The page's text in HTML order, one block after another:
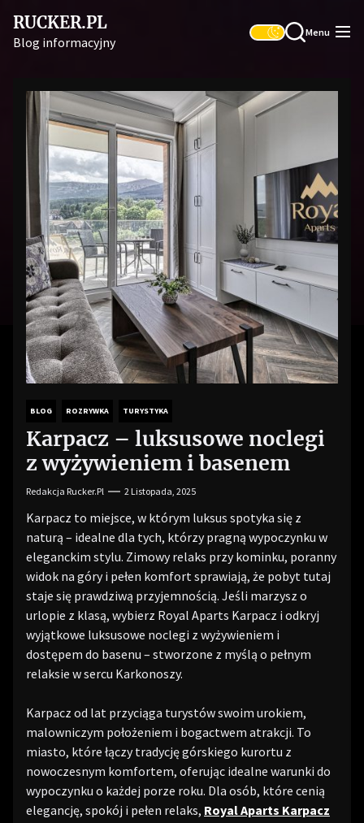
the
RUCKER.PL
Blog informacyjny
Menu
BLOG ROZRYWKA TURYSTYKA
Karpacz – luksusowe noclegi
z wyżywieniem i basenem
Redakcja Rucker.pl 2 Listopada, 2025
Karpacz to miejsce, w którym luksus spotyka się z
naturą – idealne dla tych, którzy pragną wypoczynku w
eleganckim stylu. Zimowy relaks przy kominku, poranny
widok na góry i pełen komfort sprawiają, że pobyt tutaj
staje się prawdziwą przyjemnością. Jeśli marzysz o
urlopie z klasą, wybierz Royal Aparts Karpacz i odkryj
wyjątkowe luksusowe noclegi z wyżywieniem i
dostępem do basenu – stworzone z myślą o pełnym
relaksie w sercu Karkonoszy.
Karpacz od lat przyciąga turystów swoim urokiem,
malowniczym położeniem i bogactwem atrakcji. To
miasto, które łączy tradycję górskiego kurortu z
nowoczesnym komfortem, oferując idealne warunki do
wypoczynku o każdej porze roku. Dla osób, które cenią
elegancję, spokój i pełen relaks, Royal Aparts Karpacz